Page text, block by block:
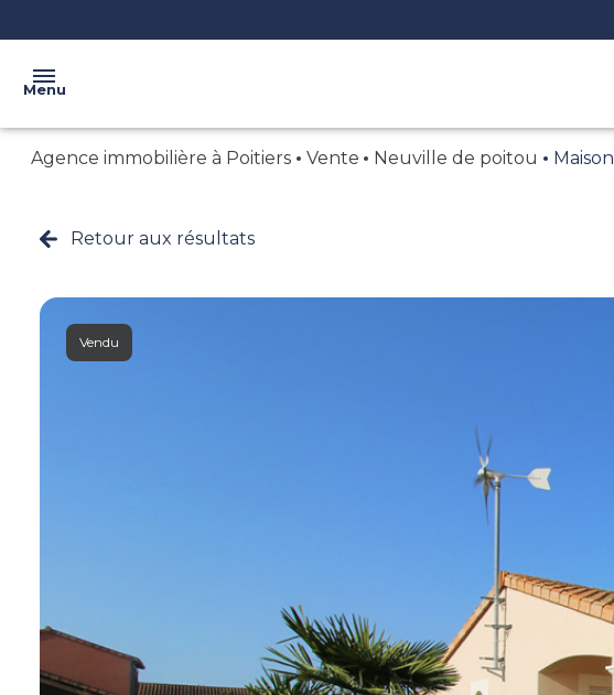
Menu
ACCUEIL
VENTE
BIENS
VENDUS
CONFIEZ
VOTRE
BIEN
Agence immobilière à Poitiers Vente Neuville de poitou Maison
Retour aux résultats
Vendu